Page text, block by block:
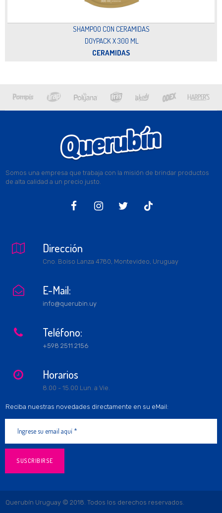
SHAMPOO CON CERAMIDAS
DOYPACK X 300 ML
CERAMIDAS
Somos una empresa que trabaja con la misión de brindar productos
de alta calidad a un precio justo.
  
 Dirección
Cno. Boiso Lanza 4780, Montevideo, Uruguay
 E-Mail:
info@querubin.uy
 Teléfono:
+598 2511 2156
 Horarios
8.00 - 15.00 Lun. a Vie.
Reciba nuestras novedades directamente en su eMail:
SUSCRIBIRSE
Querubín Uruguay © 2018. Todos los derechos reservados.